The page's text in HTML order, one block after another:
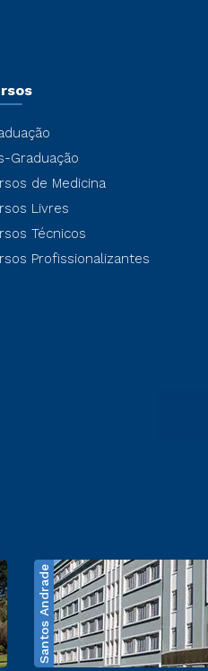
Graduação
de Medicina
Livres
Técnicos
Profissionalizantes
Santos Andrade